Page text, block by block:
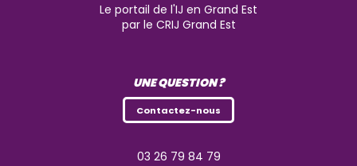
Le portail de l'IJ en Grand Est
par le CRIJ Grand Est
UNE QUESTION ?
Contactez-nous
03 26 79 84 79